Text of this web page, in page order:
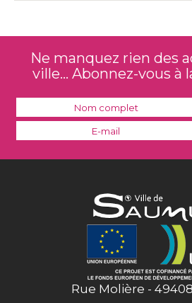
Ne manquez rien des
ville... Abonnez-vous à
Rue Molière -